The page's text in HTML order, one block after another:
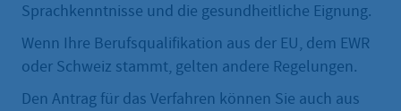
Sprachkenntnisse und die gesundheitliche Eignung.
Wenn Ihre Berufsqualifikation aus der EU, dem EWR
oder Schweiz stammt, gelten andere Regelungen.
Den Antrag für das Verfahren können Sie auch aus